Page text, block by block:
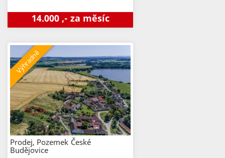
14.000 ,- za měsíc
Prodej, Pozemek České
Budějovice